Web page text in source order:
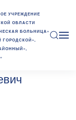
УЧРЕЖДЕНИЕ
ОБЛАСТИ
БОЛЬНИЦА»